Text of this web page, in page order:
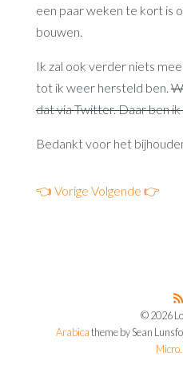
een paar weken te kort is
bouwen.
Ik zal ook verder niets
tot ik weer hersteld ben.
dat via Twitter. Daar ben
Bedankt voor het
👈 Vorige Volgende 👉
© 2026
Arabica theme by Sean